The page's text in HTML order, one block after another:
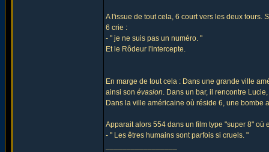
A l'issue de tout cela, 6 court vers les deux tours.
6 crie :
- " je ne suis pas un numéro. "
Et le Rôdeur l'intercepte.
En marge de tout cela : Dans une grande ville
ainsi son évasion. Dans un bar, il rencontre
Dans la ville américaine où réside 6, une bombe
Apparait alors 554 dans un film type "super 8" où
- " Les êtres humains sont parfois si cruels. "